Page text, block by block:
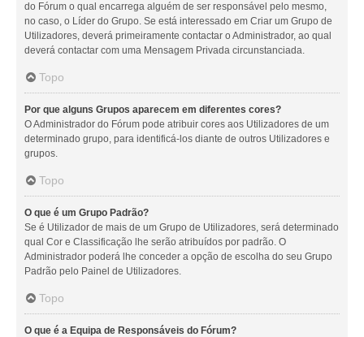
do Fórum o qual encarrega alguém de ser responsável pelo mesmo,
no caso, o Líder do Grupo. Se está interessado em Criar um Grupo de
Utilizadores, deverá primeiramente contactar o Administrador, ao qual
deverá contactar com uma Mensagem Privada circunstanciada.
Topo
Por que alguns Grupos aparecem em diferentes cores?
O Administrador do Fórum pode atribuir cores aos Utilizadores de um
determinado grupo, para identificá-los diante de outros Utilizadores e
grupos.
Topo
O que é um Grupo Padrão?
Se é Utilizador de mais de um Grupo de Utilizadores, será determinado
qual Cor e Classificação lhe serão atribuídos por padrão. O
Administrador poderá lhe conceder a opção de escolha do seu Grupo
Padrão pelo Painel de Utilizadores.
Topo
O que é a Equipa de Responsáveis do Fórum?